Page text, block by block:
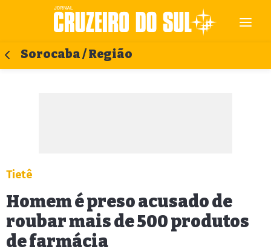
Sorocaba / Região
Tietê
Homem é preso acusado de
roubar mais de 500 produtos
de farmácia